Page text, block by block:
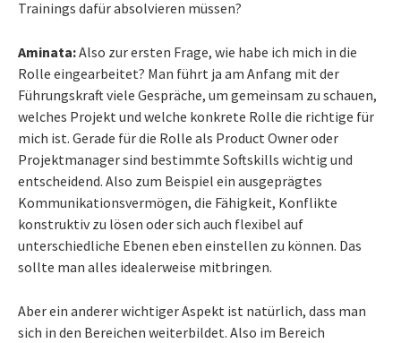
Trainings dafür absolvieren müssen?
Aminata:Also zur ersten Frage, wie habe ich mich in die
Rolle eingearbeitet? Man führt ja am Anfang mit der
Führungskraft viele Gespräche, um gemeinsam zu schauen,
welches Projekt und welche konkrete Rolle die richtige für
mich ist. Gerade für die Rolle als Product Owner oder
Projektmanager sind bestimmte Softskills wichtig und
entscheidend. Also zum Beispiel ein ausgeprägtes
Kommunikationsvermögen, die Fähigkeit, Konflikte
konstruktiv zu lösen oder sich auch flexibel auf
unterschiedliche Ebenen eben einstellen zu können. Das
sollte man alles idealerweise mitbringen.
Aber ein anderer wichtiger Aspekt ist natürlich, dass man
sich in den Bereichen weiterbildet. Also im Bereich